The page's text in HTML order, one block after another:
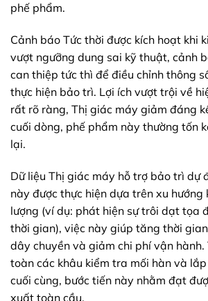
phế phẩm.
Cảnh báo Tức thời được kích hoạt khi
vượt ngưỡng dung sai kỹ thuật, cảnh
can thiệp tức thì để điều chỉnh thông
thực hiện bảo trì. Lợi ích vượt trội về
rất rõ ràng, Thị giác máy giảm đáng
cuối dòng, phế phẩm này thường tốn
lại.
Dữ liệu Thị giác máy hỗ trợ bảo trì dự
này được thực hiện dựa trên xu
lượng (ví dụ: phát hiện sự trôi dạt tọa
thời gian), việc này giúp tăng thời
dây chuyền và giảm chi phí vận hành.
toàn các khâu kiểm tra mối hàn và
cuối cùng, bước tiến này nhằm đạt
xuất toàn cầu.